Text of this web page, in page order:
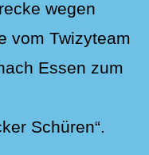
wegen
vom Twizyteam
Essen zum
Schüren“.